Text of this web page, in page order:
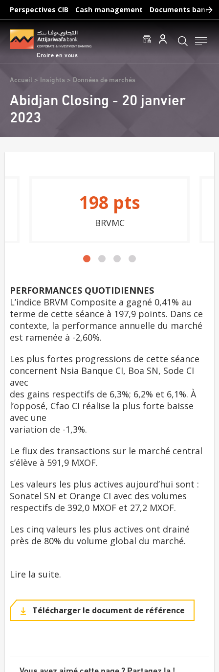
Aller
contenu
principal
Perspectives CIB Cash management Documents
Croire en vous
Fil
d'Ariane
Accueil Insights Données de marchés
Abidjan Closing - 20 janvier
2023
198 pts
BRVMC
PERFORMANCES QUOTIDIENNES
L’indice BRVM Composite a gagné 0,41% au
terme de cette séance à 197,9 points. Dans ce
contexte, la performance annuelle du marché
est ramenée à -2,60%.
Les plus fortes progressions de cette séance
concernent Nsia Banque CI, Boa SN, Sode CI
avec
des gains respectifs de 6,3%; 6,2% et 6,1%. À
l’opposé, Cfao CI réalise la plus forte baisse
avec une
variation de -1,3%.
Le flux des transactions sur le marché central
s’élève à 591,9 MXOF.
Les valeurs les plus actives aujourd’hui sont :
Sonatel SN et Orange CI avec des volumes
respectifs de 392,0 MXOF et 27,2 MXOF.
Les cinq valeurs les plus actives ont drainé
près de 80% du volume global du marché.
Lire la suite.
Télécharger le document de référence
Recherches fréquentes :
Accéder aux comptes Effectuer un virement
Éditer un RIB